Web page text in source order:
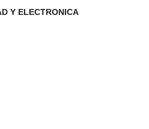
Y ELECTRONICA